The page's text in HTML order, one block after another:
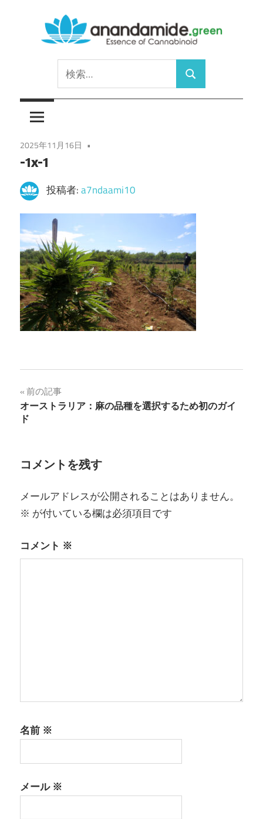
ッ
プ
anandamide.green
Cannabinoid
索:
検
索
2025年11月16日
-1x-1
投稿者:a7ndaami10
投
稿
ビ
ゲ
ー
ョ
前の記事
オーストラリア：麻の品種を選択するため初のガイ
ド
コメントを残す
メールアドレスが公開されることはありません。
※ が付いている欄は必須項目です
コメント ※
名前 ※
メール※